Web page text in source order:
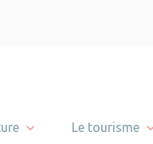
Le tourisme